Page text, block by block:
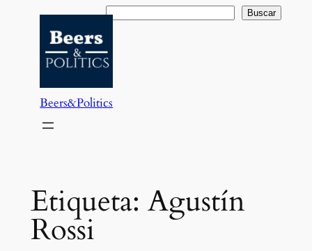
contenido
Buscar Buscar
Beers&Politics
Etiqueta: Agustín
Rossi